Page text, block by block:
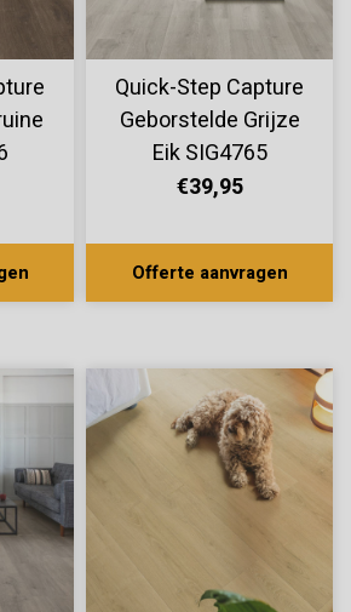
Quick-Step Capture
Geborstelde Grijze
Eik SIG4765
€39,95
Offerte aanvragen